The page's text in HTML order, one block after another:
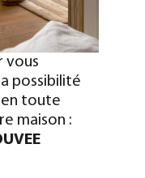
vous
possibilité
en toute
maison :